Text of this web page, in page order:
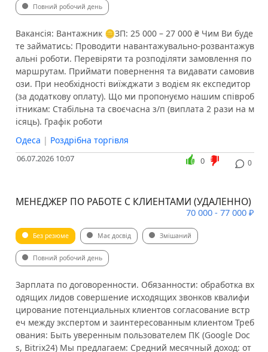
Повний робочий день
️Вакансія: Вантажник 🪙ЗП: 25 000 – 27 000 ₴ Чим Ви буде
те займатись: Проводити навантажувально-розвантажув
альні роботи. Перевіряти та розподіляти замовлення по
маршрутам. Приймати повернення та видавати самовив
ози. При необхідності виїжджати з водієм як експедитор
(за додаткову оплату). Що ми пропонуємо нашим співроб
ітникам: Стабільна та своєчасна з/п (виплата 2 рази на м
ісяць). Графік роботи
Одеса | Роздрібна торгівля
06.07.2026 10:07 0
0
МЕНЕДЖЕР ПО РАБОТЕ С КЛИЕНТАМИ (УДАЛЕННО)
70 000 - 77 000 ₽
Без резюме Має досвід Змішаний
Повний робочий день
Зарплата по договоренности. Обязанности: обработка вх
одящих лидов совершение исходящих звонков квалифи
цирование потенциальных клиентов согласование встр
еч между экспертом и заинтересованным клиентом Треб
ования: Быть уверенным пользователем ПК (Google Doc
s, Bitrix24) Мы предлагаем: Средний месячный доход: от